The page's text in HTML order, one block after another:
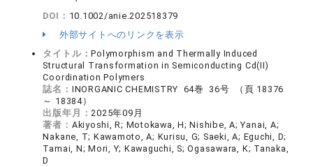
DOI： 10.1002/anie.202518379
外部サイトへのリンクを表示
タイトル：Polymorphism and Thermally Induced
Structural Transformation in Semiconducting Cd(II)
Coordination Polymers
誌名： INORGANIC CHEMISTRY 64巻 36号 （頁 18376
～ 18384）
出版年月：2025年09月
著者： Akiyoshi, R; Motokawa, H; Nishibe, A; Yanai, A;
Nakane, T; Kawamoto, A; Kurisu, G; Saeki, A; Eguchi, D;
Tamai, N; Mori, Y; Kawaguchi, S; Ogasawara, K; Tanaka,
D